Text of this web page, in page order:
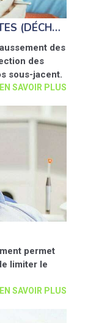
LE TRAITEMENT DES PARODONTITES (DÉCHAUSSEMENT DES DENTS)
des
des
sous-jacent.
EN SAVOIR PLUS
permet
limiter le
EN SAVOIR PLUS